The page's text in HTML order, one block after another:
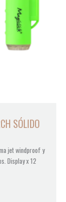
SÓLIDO
jet windproof y
Display x 12